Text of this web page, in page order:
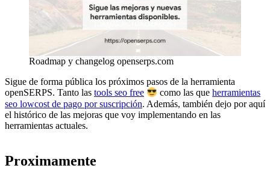
Roadmap y changelog openserps.com
Sigue de forma pública los próximos pasos de la herramienta
openSERPS. Tanto las tools seo free como las queherramientas
seo lowcost de pago por suscripción. Además, también dejo por aquí
el histórico de las mejoras que voy implementando en las
herramientas actuales.
Proximamente